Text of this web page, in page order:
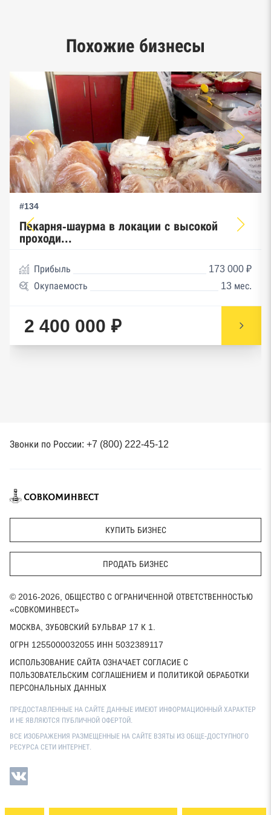
предпринимательства ФНС
Похожие бизнесы
#134
Пекарня-шаурма в локации с высокой
проходи...
Прибыль
173 000 ₽
Окупаемость
13 мес.
2 400 000 ₽
Звонки по России: +7 (800) 222-45-12
КУПИТЬ БИЗНЕС
ПРОДАТЬ БИЗНЕС
© 2016-2026, ОБЩЕСТВО С ОГРАНИЧЕННОЙ ОТВЕТСТВЕННОСТЬЮ
«СОВКОМИНВЕСТ»
МОСКВА, ЗУБОВСКИЙ БУЛЬВАР 17 К 1.
ОГРН 1255000032055 ИНН 5032389117
ИСПОЛЬЗОВАНИЕ САЙТА ОЗНАЧАЕТ СОГЛАСИЕ С
ПОЛЬЗОВАТЕЛЬСКИМ СОГЛАШЕНИЕМ И ПОЛИТИКОЙ ОБРАБОТКИ
ПЕРСОНАЛЬНЫХ ДАННЫХ
ПРЕДОСТАВЛЕННЫЕ НА САЙТЕ ДАННЫЕ ИМЕЮТ ИНФОРМАЦИОННЫЙ ХАРАКТЕР
И НЕ ЯВЛЯЮТСЯ ПУБЛИЧНОЙ ОФЕРТОЙ.
ВСЕ ИЗОБРАЖЕНИЯ РАЗМЕЩЕННЫЕ НА САЙТЕ ВЗЯТЫ ИЗ ОБЩЕ-ДОСТУПНОГО
РЕСУРСА СЕТИ ИНТЕРНЕТ.